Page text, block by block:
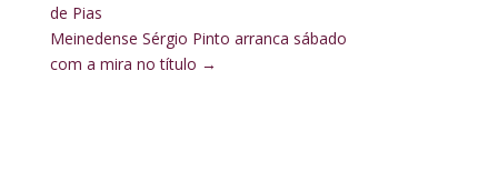
de Pias
Meinedense Sérgio Pinto arranca sábado
com a mira no título →